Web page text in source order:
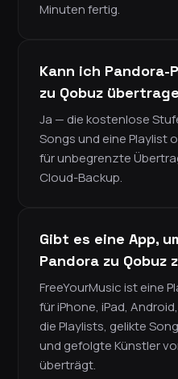
Minuten fertig.
Kann ich
zu Qobuz
Ja — die kostenlose
Songs und eine Playlist
für unbegrenzte
Cloud-Backup.
Gibt es eine App,
Pandora zu Qobuz
FreeYourMusic ist eine
für iPhone, iPad,
die Playlists, gelikte
und gefolgte Künstler
überträgt.